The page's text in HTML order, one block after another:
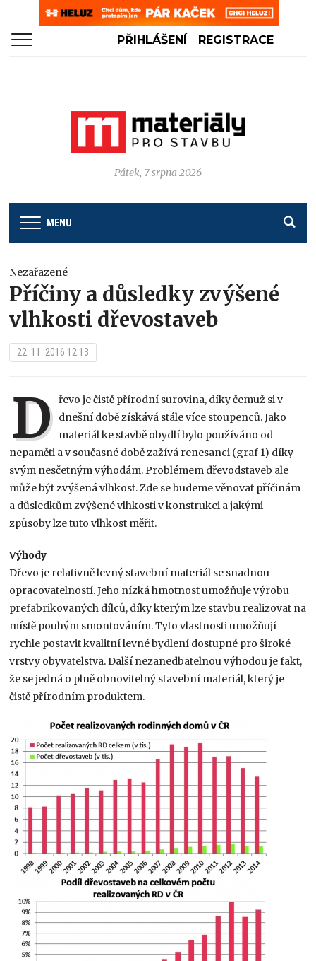
PŘIHLÁŠENÍ REGISTRACE
Pátek, 7 srpna 2026
MENU
Nezařazené
Příčiny a důsledky zvýšené
vlhkosti dřevostaveb
22. 11. 2016 12:13
D řevo je čistě přírodní surovina, díky čemuž si v
dnešní době získává stále více stoupenců. Jako
materiál ke stavbě obydlí bylo používáno od
nepaměti a v současné době zažívá renesanci (graf 1) díky
svým nesčetným výhodám. Problémem dřevodstaveb ale
může být zvýšená vlhkost. Zde se budeme věnovat příčinám
a důsledkům zvýšené vlhkosti v konstrukci a jakými
způsoby lze tuto vlhkost měřit.
Výhody
Dřevo je relativně levný stavební materiál se snadnou
opracovatelností. Jeho nízká hmotnost umožňuje výrobu
prefabrikovaných dílců, díky kterým lze stavbu realizovat na
místě pouhým smontováním. Tyto vlastnosti umožňují
rychle postavit kvalitní levné bydlení dostupné pro široké
vrstvy obyvatelstva. Další nezanedbatelnou výhodou je fakt,
že se jedná o plně obnovitelný stavební materiál, který je
čistě přírodním produktem.